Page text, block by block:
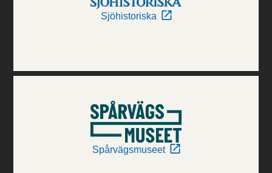
Sjöhistoriska
Spårvägsmuseet